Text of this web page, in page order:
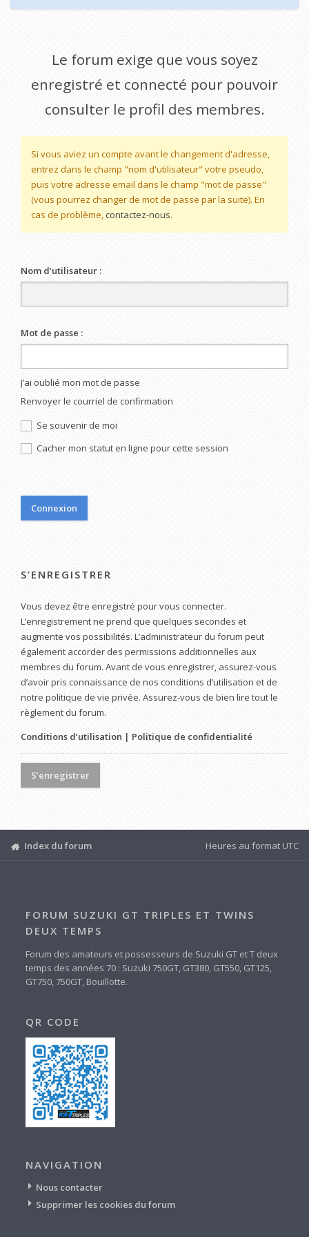
Le forum exige que vous soyez
enregistré et connecté pour pouvoir
consulter le profil des membres.
Si vous aviez un compte avant le changement d'adresse,
entrez dans le champ "nom d'utilisateur" votre pseudo,
puis votre adresse email dans le champ "mot de passe"
(vous pourrez changer de mot de passe par la suite). En
cas de problème, contactez-nous.
Nom d’utilisateur :
Mot de passe :
J’ai oublié mon mot de passe
Renvoyer le courriel de confirmation
Se souvenir de moi
Cacher mon statut en ligne pour cette session
S’ENREGISTRER
Vous devez être enregistré pour vous connecter.
L’enregistrement ne prend que quelques secondes et
augmente vos possibilités. L’administrateur du forum peut
également accorder des permissions additionnelles aux
membres du forum. Avant de vous enregistrer, assurez-vous
d’avoir pris connaissance de nos conditions d’utilisation et de
notre politique de vie privée. Assurez-vous de bien lire tout le
règlement du forum.
Conditions d’utilisation | Politique de confidentialité
S’enregistrer
Index du forum Heures au format UTC
FORUM SUZUKI GT TRIPLES ET TWINS
DEUX TEMPS
Forum des amateurs et possesseurs de Suzuki GT et T deux
temps des années 70 : Suzuki 750GT, GT380, GT550, GT125,
GT750, 750GT, Bouillotte.
QR CODE
NAVIGATION
Nous contacter
Supprimer les cookies du forum